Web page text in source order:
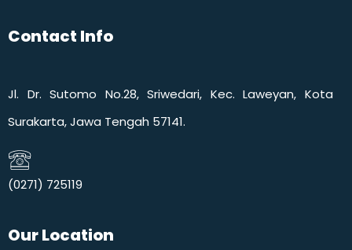
Contact Info
Jl. Dr. Sutomo No.28, Sriwedari, Kec. Laweyan, Kota
Surakarta, Jawa Tengah 57141.
(0271) 725119​
Our Location